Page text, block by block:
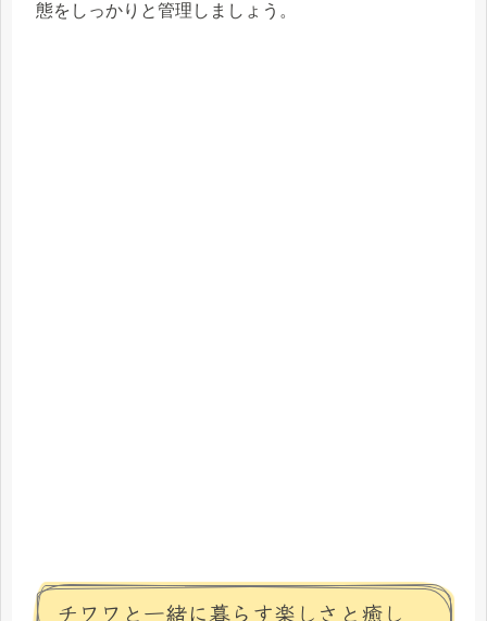
態をしっかりと管理しましょう。
チワワと一緒に暮らす楽しさと癒し